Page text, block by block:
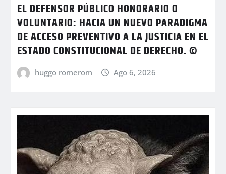
EL DEFENSOR PÚBLICO HONORARIO O
VOLUNTARIO: HACIA UN NUEVO PARADIGMA
DE ACCESO PREVENTIVO A LA JUSTICIA EN EL
ESTADO CONSTITUCIONAL DE DERECHO. ©
huggo romerom Ago 6, 2026